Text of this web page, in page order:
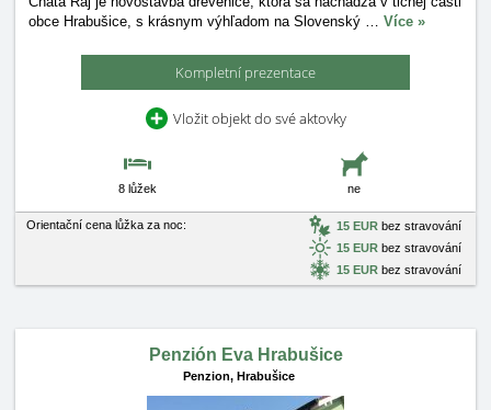
obce Hrabušice, s krásnym výhľadom na Slovenský … Více »
Kompletní prezentace
Vložit objekt do své aktovky
8 lůžek ne
Orientační cena lůžka za noc: 15 EUR bez stravování
15 EUR bez stravování
15 EUR bez stravování
Penzión Eva Hrabušice
Penzion, Hrabušice